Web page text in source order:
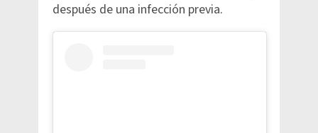
después de una infección previa.